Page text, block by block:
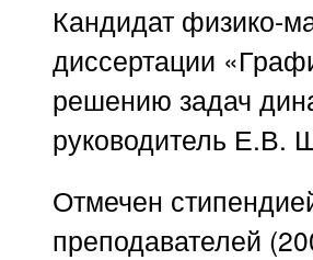
Кандидат физико-
диссертации
решению задач
руководитель Е.В.
Отмечен
преподавателей